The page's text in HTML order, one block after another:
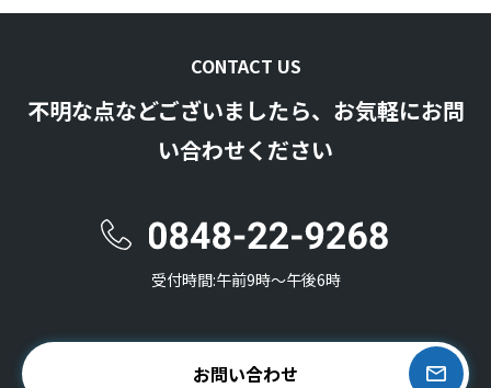
CONTACT US
不明な点などございましたら、お気軽にお問
い合わせください
受付時間:午前9時〜午後6時
お問い合わせ